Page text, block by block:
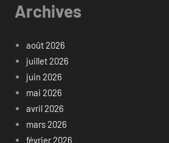
Archives
août 2026
juillet 2026
juin 2026
mai 2026
avril 2026
mars 2026
février 2026